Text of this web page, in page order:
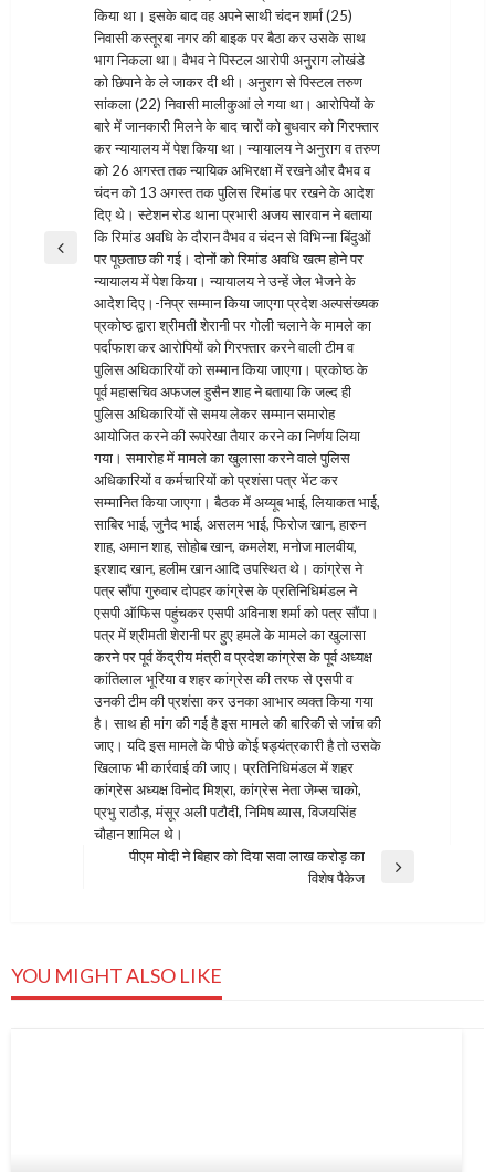
Previous
किया था। इसके बाद वह अपने साथी चंदन शर्मा (25)
निवासी कस्तूरबा नगर की बाइक पर बैठा कर उसके साथ
भाग निकला था। वैभव ने पिस्टल आरोपी अनुराग लोखंडे
को छिपाने के ले जाकर दी थी। अनुराग से पिस्टल तरुण
सांकला (22) निवासी मालीकुआं ले गया था। आरोपियों के
बारे में जानकारी मिलने के बाद चारों को बुधवार को गिरफ्तार
कर न्यायालय में पेश किया था। न्यायालय ने अनुराग व तरुण
को 26 अगस्त तक न्यायिक अभिरक्षा में रखने और वैभव व
चंदन को 13 अगस्त तक पुलिस रिमांड पर रखने के आदेश
दिए थे। स्टेशन रोड थाना प्रभारी अजय सारवान ने बताया
कि रिमांड अवधि के दौरान वैभव व चंदन से विभिन्ना बिंदुओं
पर पूछताछ की गई। दोनों को रिमांड अवधि खत्म होने पर
न्यायालय में पेश किया। न्यायालय ने उन्हें जेल भेजने के
आदेश दिए।-निप्र सम्मान किया जाएगा प्रदेश अल्पसंख्यक
प्रकोष्ठ द्वारा श्रीमती शेरानी पर गोली चलाने के मामले का
पर्दाफाश कर आरोपियों को गिरफ्तार करने वाली टीम व
पुलिस अधिकारियों को सम्मान किया जाएगा। प्रकोष्ठ के
पूर्व महासचिव अफजल हुसैन शाह ने बताया कि जल्द ही
पुलिस अधिकारियों से समय लेकर सम्मान समारोह
आयोजित करने की रूपरेखा तैयार करने का निर्णय लिया
गया। समारोह में मामले का खुलासा करने वाले पुलिस
अधिकारियों व कर्मचारियों को प्रशंसा पत्र भेंट कर
सम्मानित किया जाएगा। बैठक में अय्यूब भाई, लियाकत भाई,
साबिर भाई, जुनैद भाई, असलम भाई, फिरोज खान, हारुन
शाह, अमान शाह, सोहोब खान, कमलेश, मनोज मालवीय,
इरशाद खान, हलीम खान आदि उपस्थित थे। कांग्रेस ने
पत्र सौंपा गुरुवार दोपहर कांग्रेस के प्रतिनिधिमंडल ने
एसपी ऑफिस पहुंचकर एसपी अविनाश शर्मा को पत्र सौंपा।
पत्र में श्रीमती शेरानी पर हुए हमले के मामले का खुलासा
करने पर पूर्व केंद्रीय मंत्री व प्रदेश कांग्रेस के पूर्व अध्यक्ष
कांतिलाल भूरिया व शहर कांग्रेस की तरफ से एसपी व
उनकी टीम की प्रशंसा कर उनका आभार व्यक्त किया गया
है। साथ ही मांग की गई है इस मामले की बारिकी से जांच की
जाए। यदि इस मामले के पीछे कोई षड्यंत्रकारी है तो उसके
खिलाफ भी कार्रवाई की जाए। प्रतिनिधिमंडल में शहर
कांग्रेस अध्यक्ष विनोद मिश्रा, कांग्रेस नेता जेम्स चाको,
प्रभु राठौड़, मंसूर अली पटौदी, निमिष व्यास, विजयसिंह
चौहान शामिल थे।
पीएम मोदी ने बिहार को दिया सवा लाख करोड़ का
विशेष पैकेज
YOU MIGHT ALSO LIKE